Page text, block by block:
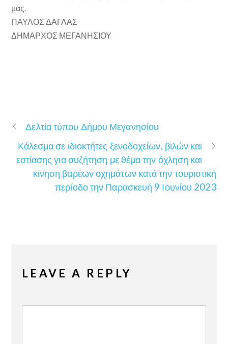
μας.
ΠΑΥΛΟΣ ΔΑΓΛΑΣ
ΔΗΜΑΡΧΟΣ ΜΕΓΑΝΗΣΙΟΥ
Δελτία τύπου Δήμου Μεγανησίου
Κάλεσμα σε ιδιοκτήτες ξενοδοχείων, βιλών και
εστίασης για συζήτηση με θέμα την όχληση και
κίνηση βαρέων οχημάτων κατά την τουριστική
περίοδο την Παρασκευή 9 Ιουνίου 2023
LEAVE A REPLY